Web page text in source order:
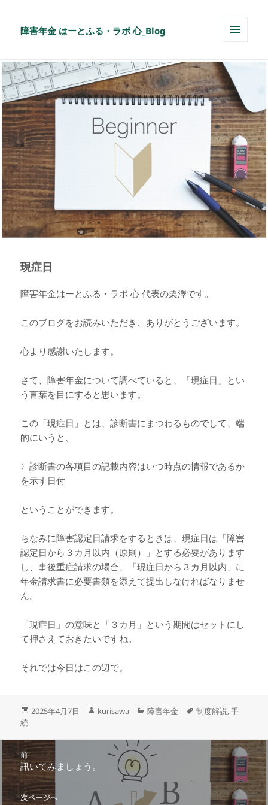
障害年金 はーとふる・ラボ 心_Blog
ィジェ
ット
現症日
障害年金はーとふる・ラボ 心 代表の栗澤です。
このブログをお読みいただき、ありがとうございます。
心より感謝いたします。
さて、障害年金について調べていると、「現症日」とい
う言葉を目にすると思います。
この「現症日」とは、診断書にまつわるものでして、端
的にいうと、
〉診断書の各項目の記載内容はいつ時点の情報であるか
を示す日付
ということができます。
ちなみに障害認定日請求をするときは、現症日は「障害
認定日から３カ月以内（原則）」とする必要があります
し、事後重症請求の場合、「現症日から３カ月以内」に
年金請求書に必要書類を添えて提出しなければなりませ
ん。
「現症日」の意味と「３カ月」という期間はセットにし
て押さえておきたいですね。
それでは今日はこの辺で。
投
2025年4月7日
作
kurisawa
カ
リ
ー
障害年金
タ
制度解説,手
続
稿
ナ
ビ
前
前
の
投
訊いてみましょう。
次ページへ